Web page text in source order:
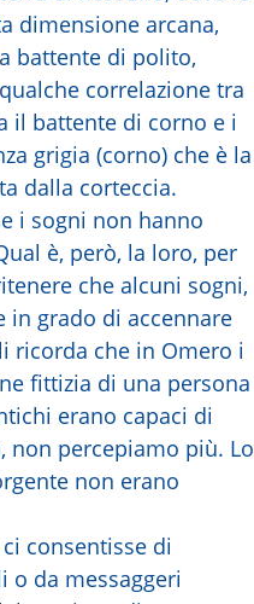
dimensione arcana,
battente di polito,
correlazione tra
il battente di corno e i
grigia (corno) che è la
dalla corteccia.
i sogni non hanno
è, però, la loro, per
che alcuni sogni,
in grado di accennare
ricorda che in Omero i
fittizia di una persona
erano capaci di
non percepiamo più. Lo
non erano
consentisse di
o da messaggeri